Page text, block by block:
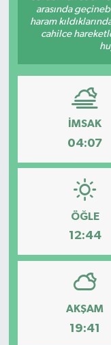
arasında
haram
cahilce
İMSAK
04:07
ÖĞLE
12:44
AKŞAM
19:41
Ardahan
Aydın
Balıkesir
Bartın
Batman
Bayburt
Bingöl
Kudüs
Mukabele
Ramazan
Sahabeler
Zekat
Hutbeler
DİYANET
DİYANET
DEPREM
Eğitim